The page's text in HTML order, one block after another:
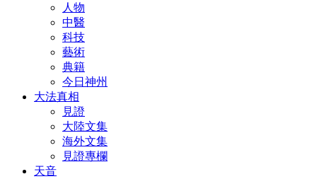
人物
中醫
科技
藝術
典籍
今日神州
大法真相
見證
大陸文集
海外文集
見證專欄
天音